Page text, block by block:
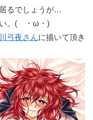
るでしょうが…
い。( ・ω・)
弓夜さんに描いて頂き